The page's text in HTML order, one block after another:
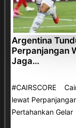
Argentina
Perpanjangan
Jaga…
#CAIRSCORE
lewat
Pertahankan